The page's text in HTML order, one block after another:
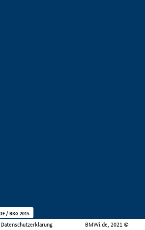
Datenschutzerklärung BMWi.de, 2021 ©
/ BKG 2015